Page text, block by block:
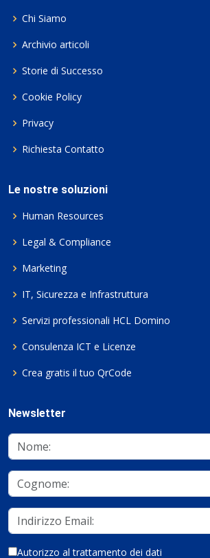
Chi Siamo
Archivio articoli
Storie di Successo
Cookie Policy
Privacy
Richiesta Contatto
Le nostre soluzioni
Human Resources
Legal & Compliance
Marketing
IT, Sicurezza e Infrastruttura
Servizi professionali HCL Domino
Consulenza ICT e Licenze
Crea gratis il tuo QrCode
Newsletter
Autorizzo al trattamento dei dati